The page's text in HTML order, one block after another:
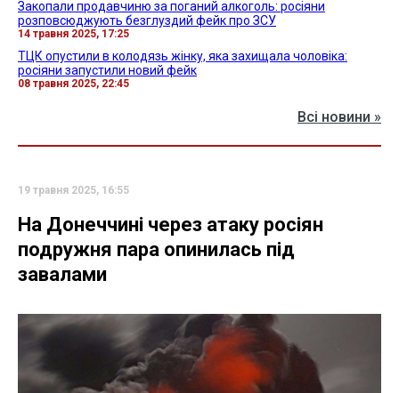
Закопали продавчиню за поганий алкоголь: росіяни
розповсюджують безглуздий фейк про ЗСУ
14 травня 2025, 17:25
ТЦК опустили в колодязь жінку, яка захищала чоловіка:
росіяни запустили новий фейк
08 травня 2025, 22:45
Всі новини »
19 травня 2025, 16:55
На Донеччині через атаку росіян
подружня пара опинилась під
завалами